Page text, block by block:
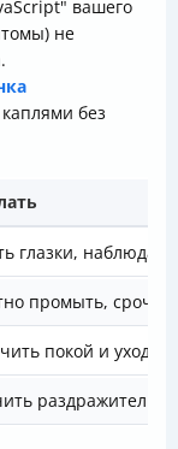
вашего
не
без
глазки, наблюдать
промыть, срочно
покой и уход
раздражители